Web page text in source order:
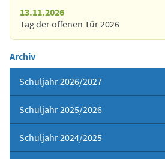
13.11.2026
Tag der offenen Tür 2026
Archiv
Schuljahr 2026/2027
Schuljahr 2025/2026
Schuljahr 2024/2025